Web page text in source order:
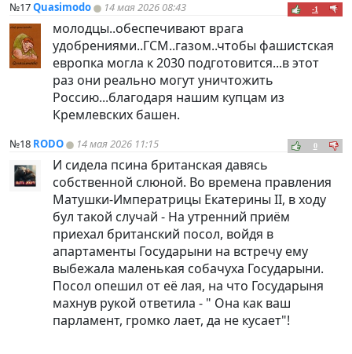
№17Quasimodo 14 мая 2026 08:43 -1
молодцы..обеспечивают врага
удобрениями..ГСМ..газом..чтобы фашистская
европка могла к 2030 подготовится...в этот
раз они реально могут уничтожить
Россию...благодаря нашим купцам из
Кремлевских башен.
№18 RODO 14 мая 2026 11:15 0
И сидела псина британская давясь
собственной слюной. Во времена правления
Матушки-Императрицы Екатерины II, в ходу
бул такой случай - На утренний приём
приехал британский посол, войдя в
апартаменты Государыни на встречу ему
выбежала маленькая собачуха Государыни.
Посол опешил от её лая, на что Государыня
махнув рукой ответила - " Она как ваш
парламент, громко лает, да не кусает"!